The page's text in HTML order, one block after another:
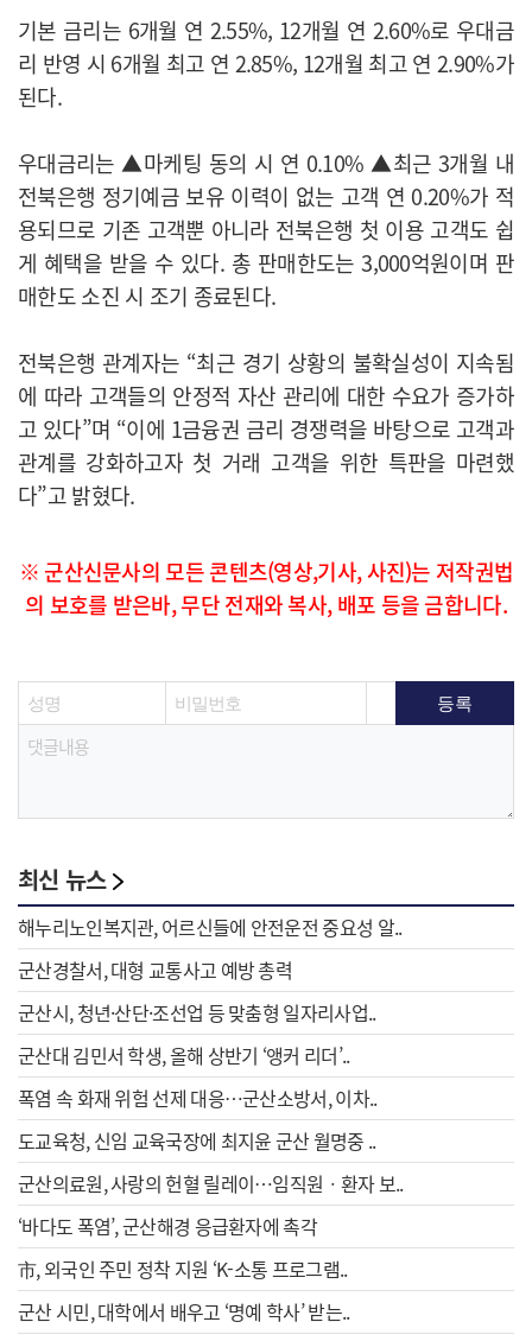
기본 금리는 6개월 연 2.55%, 12개월 연 2.60%로 우대금
리 반영 시 6개월 최고 연 2.85%, 12개월 최고 연 2.90%가
된다.
우대금리는 ▲마케팅 동의 시 연 0.10% ▲최근 3개월 내
전북은행 정기예금 보유 이력이 없는 고객 연 0.20%가 적
용되므로 기존 고객뿐 아니라 전북은행 첫 이용 고객도 쉽
게 혜택을 받을 수 있다. 총 판매한도는 3,000억원이며 판
매한도 소진 시 조기 종료된다.
전북은행 관계자는 “최근 경기 상황의 불확실성이 지속됨
에 따라 고객들의 안정적 자산 관리에 대한 수요가 증가하
고 있다”며 “이에 1금융권 금리 경쟁력을 바탕으로 고객과
관계를 강화하고자 첫 거래 고객을 위한 특판을 마련했
다”고 밝혔다.​
※ 군산신문사의 모든 콘텐츠(영상,기사, 사진)는 저작권법
의 보호를 받은바, 무단 전재와 복사, 배포 등을 금합니다.
최신 뉴스
해누리노인복지관, 어르신들에 안전운전 중요성 알..
군산경찰서, 대형 교통사고 예방 총력
군산시, 청년·산단·조선업 등 맞춤형 일자리사업..
군산대 김민서 학생, 올해 상반기 ‘앵커 리더’..
폭염 속 화재 위험 선제 대응…군산소방서, 이차..
도교육청, 신임 교육국장에 최지윤 군산 월명중 ..
군산의료원, 사랑의 헌혈 릴레이…임직원ㆍ환자 보..
‘바다도 폭염’, 군산해경 응급환자에 촉각
市, 외국인 주민 정착 지원 ‘K-소통 프로그램..
군산 시민, 대학에서 배우고 ‘명예 학사’ 받는..